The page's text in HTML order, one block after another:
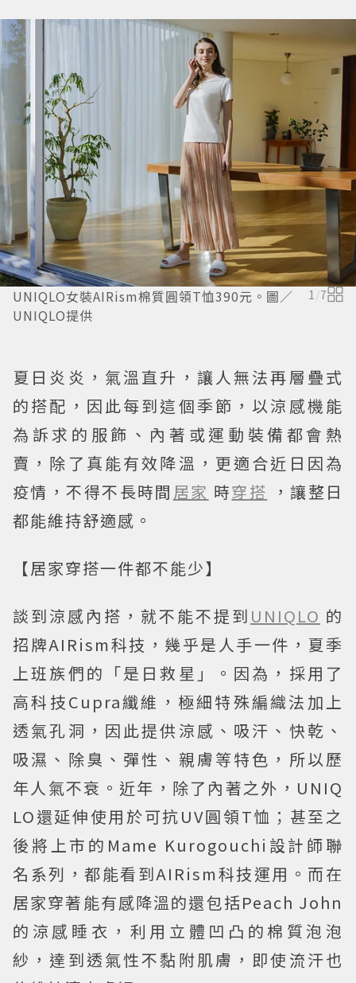
UNIQLO女裝AIRism棉質圓領T恤390元。圖／
UNIQLO提供
1/7
夏日炎炎，氣溫直升，讓人無法再層疊式
的搭配，因此每到這個季節，以涼感機能
為訴求的服飾、內著或運動裝備都會熱
賣，除了真能有效降溫，更適合近日因為
疫情，不得不長時間 居家 時穿搭 ，讓整日
都能維持舒適感。
【居家穿搭一件都不能少】
談到涼感內搭，就不能不提到 UNIQLO 的
招牌AIRism科技，幾乎是人手一件，夏季
上班族們的「是日救星」。因為，採用了
高科技Cupra纖維，極細特殊編織法加上
透氣孔洞，因此提供涼感、吸汗、快乾、
吸濕、除臭、彈性、親膚等特色，所以歷
年人氣不衰。近年，除了內著之外，UNIQ
LO還延伸使用於可抗UV圓領T恤；甚至之
後將上市的Mame Kurogouchi設計師聯
名系列，都能看到AIRism科技運用。而在
居家穿著能有感降溫的還包括Peach John
的涼感睡衣，利用立體凹凸的棉質泡泡
紗，達到透氣性不黏附肌膚，即使流汗也